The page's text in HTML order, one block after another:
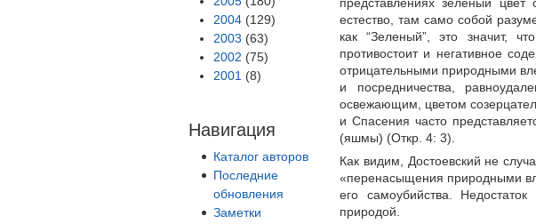
2004 (129)
2003 (63)
2002 (75)
2001 (8)
Навигация
Каталог авторов
Последние
обновления
Заметки
представлениях зеленый цвет
естество, там само собой
как “Зеленый”, это значит,
противостоит и негативное
отрицательными природными
и посредничества,
освежающим, цветом
и Спасения часто
(яшмы) (Откр. 4: 3).
Как видим, Достоевский не
«перенасыщения природными
его самоубийства.
природой.